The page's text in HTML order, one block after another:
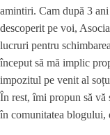
amintiri. Cam după 3
descoperit pe voi,
lucruri pentru
început să mă implic
impozitul pe venit al
În rest, îmi propun să vă
în comunitatea blogului,